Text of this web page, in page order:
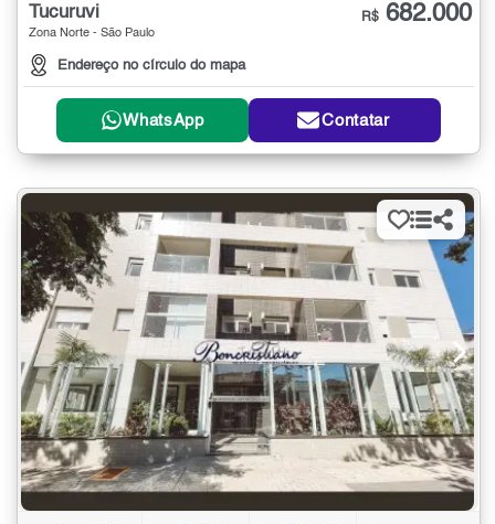
Tucuruvi
Zona Norte - São Paulo
Endereço no círculo do mapa
R$ 682.000
WhatsApp Contatar